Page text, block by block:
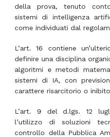
della prova, tenuto
sistemi di intelligenza
come individuati dal
L’art. 16 contiene
definire una disciplina
algoritmi e metodi
sistemi di IA, con
carattere risarcitorio o
L’art. 9 del d.lgs. 12
l’utilizzo di soluzioni
controllo della Pubblica